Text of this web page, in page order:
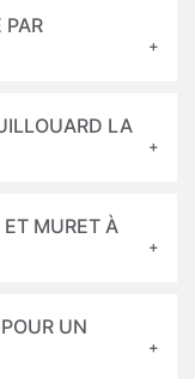
PAR
LA
ET MURET À
UN